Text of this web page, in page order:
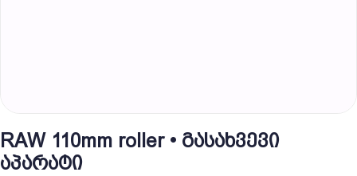
RAW 110mm roller • გასახვევი
აპარატი